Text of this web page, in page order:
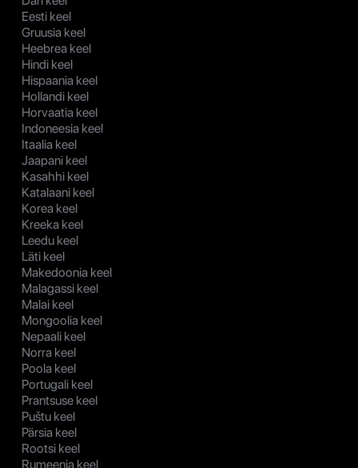
Eesti keel
Gruusia keel
Heebrea keel
Hindi keel
Hispaania keel
Hollandi keel
Horvaatia keel
Indoneesia keel
Itaalia keel
Jaapani keel
Kasahhi keel
Katalaani keel
Korea keel
Kreeka keel
Leedu keel
Läti keel
Makedoonia keel
Malagassi keel
Malai keel
Mongoolia keel
Nepaali keel
Norra keel
Poola keel
Portugali keel
Prantsuse keel
Puštu keel
Pärsia keel
Rootsi keel
Rumeenia keel